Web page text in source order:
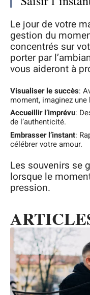
Le jour de votre
gestion du
concentrés sur
porter par
vous aideront à
Visualiser le succès:
moment, imaginez
Accueillir l’imprévu:
de l’authenticité.
Embrasser l’instant:
célébrer votre amour.
Les souvenirs se
lorsque le
pression.